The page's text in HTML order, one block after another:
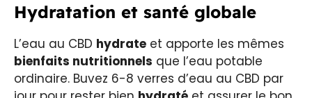
Hydratation et santé globale
L’eau au CBD hydrate et apporte les mêmes
bienfaits nutritionnels que l’eau potable
ordinaire. Buvez 6-8 verres d’eau au CBD par